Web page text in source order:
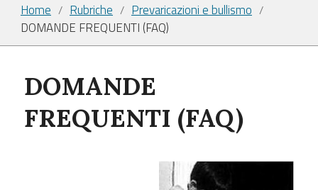
Home / Rubriche / Prevaricazioni e bullismo /
DOMANDE FREQUENTI (FAQ)
DOMANDE
FREQUENTI (FAQ)